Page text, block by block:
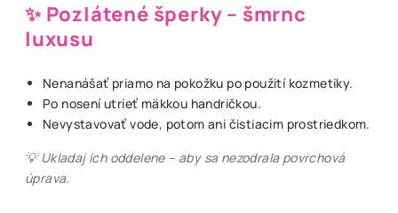
✨ Pozlátené šperky – šmrnc
luxusu
Nenanášať priamo na pokožku po použití kozmetiky.
Po nosení utrieť mäkkou handričkou.
Nevystavovať vode, potom ani čistiacim prostriedkom.
💡 Ukladaj ich oddelene – aby sa nezodrala povrchová
úprava.